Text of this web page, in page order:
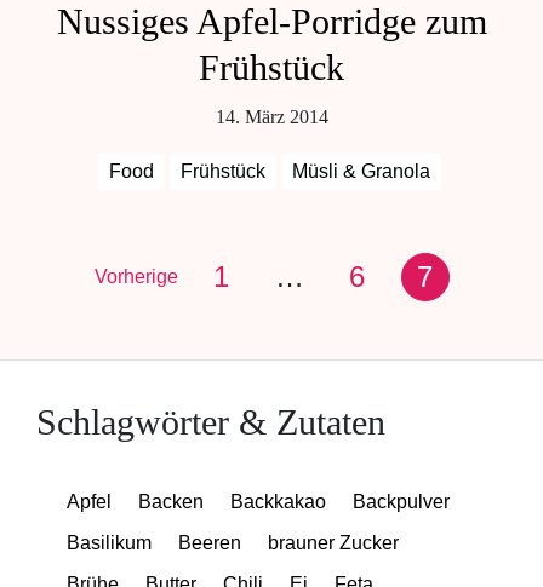
Nussiges Apfel-Porridge zum
Frühstück
14. März 2014
Food Frühstück Müsli & Granola
Vorherige 1 … 6 7
Schlagwörter & Zutaten
Apfel Backen Backkakao
Backpulver
Basilikum
Beeren
brauner Zucker